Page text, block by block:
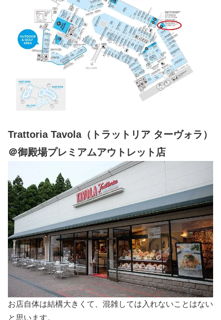
Trattoria Tavola（トラットリア ターヴォラ）
＠御殿場プレミアムアウトレット店
お店自体は結構大きくて、混雑しては入れないことはない
と思います。